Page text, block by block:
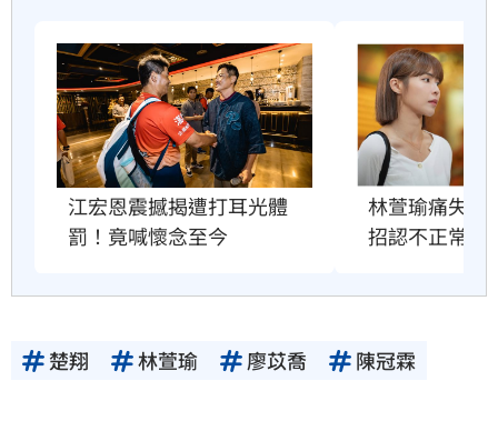
江宏恩震撼揭遭打耳光體
罰！竟喊懷念至今
林萱瑜痛失摯
招認不正常病
楚翔 林萱瑜 廖苡喬 陳冠霖